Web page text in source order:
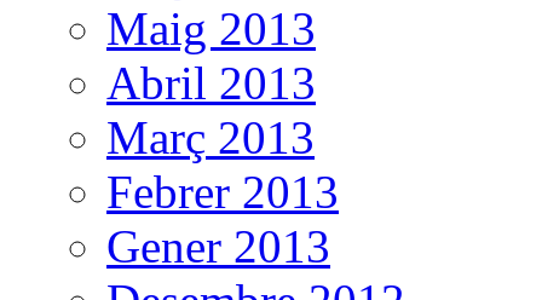
Maig 2013
Abril 2013
Març 2013
Febrer 2013
Gener 2013